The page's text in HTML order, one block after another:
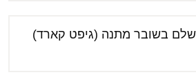
בשובר מתנה (גיפט קארד)